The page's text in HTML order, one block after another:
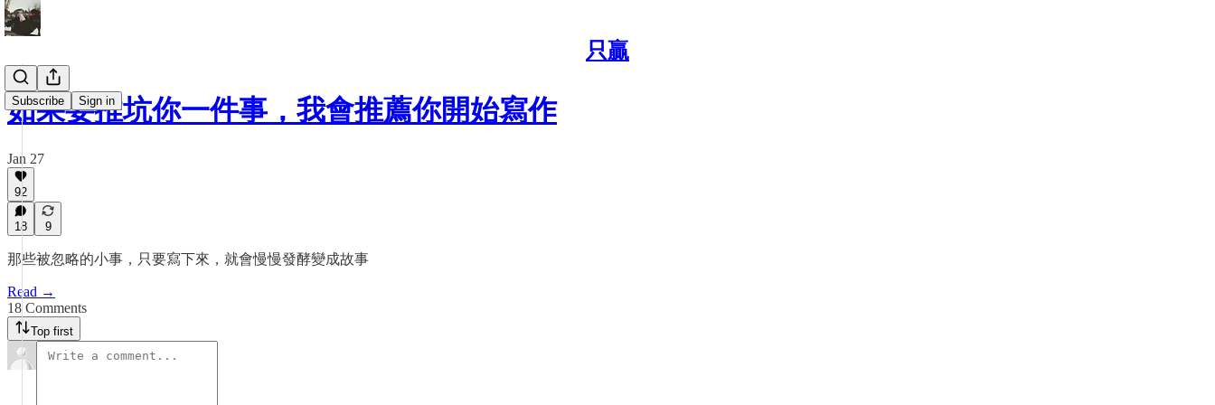
只贏
Subscribe Sign in
如果要推坑你一件事，我會推薦你開始寫作
Jan 27
92
18 9
那些被忽略的小事，只要寫下來，就會慢慢發酵變成故事
Read →
18 Comments
Top first